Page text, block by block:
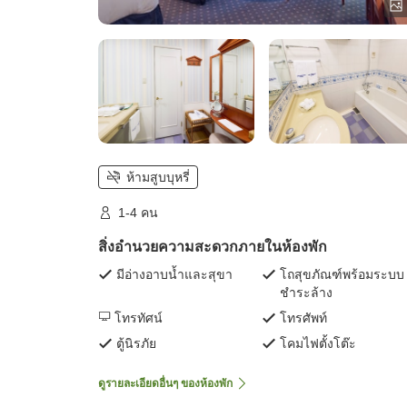
ห้ามสูบบุหรี่
1-4 คน
สิ่งอำนวยความสะดวกภายในห้องพัก
มีอ่างอาบน้ำและสุขา
โถสุขภัณฑ์พร้อมระบบ
ชำระล้าง
โทรทัศน์
โทรศัพท์
ตู้นิรภัย
โคมไฟตั้งโต๊ะ
ดูรายละเอียดอื่นๆ ของห้องพัก